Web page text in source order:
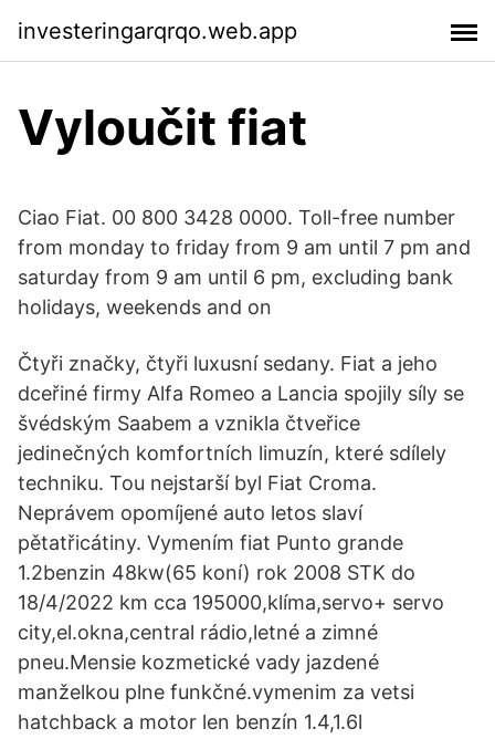
investeringarqrqo.web.app
Vyloučit fiat
Ciao Fiat. 00 800 3428 0000. Toll-free number
from monday to friday from 9 am until 7 pm and
saturday from 9 am until 6 pm, excluding bank
holidays, weekends and on
Čtyři značky, čtyři luxusní sedany. Fiat a jeho
dceřiné firmy Alfa Romeo a Lancia spojily síly se
švédským Saabem a vznikla čtveřice
jedinečných komfortních limuzín, které sdílely
techniku. Tou nejstarší byl Fiat Croma.
Neprávem opomíjené auto letos slaví
pětatřicátiny. Vymením fiat Punto grande
1.2benzin 48kw(65 koní) rok 2008 STK do
18/4/2022 km cca 195000,klíma,servo+ servo
city,el.okna,central rádio,letné a zimné
pneu.Mensie kozmetické vady jazdené
manželkou plne funkčné.vymenim za vetsi
hatchback a motor len benzín 1.4,1.6l